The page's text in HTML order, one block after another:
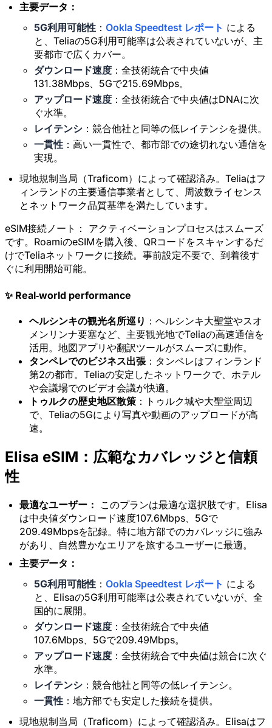
主要データ：
5G利用可能性 ： Ookla Speedtest レポート による
と、Teliaの5G利用可能率は公表されていないが、主
要都市で広くカバー。
ダウンロード速度 ：全技術統合で中央値
131.38Mbps、5Gで215.69Mbps。
アップロード速度 ：全技術統合で中央値はDNAに次
ぐ水準。
レイテンシ ：競合他社と同等の低レイテンシを提供。
一貫性 ：高い一貫性で、都市部での途切れない通信を
実現。
現地規制当局（Traficom）によって確認済み。Teliaはフ
ィンランドの主要通信事業者として、周波数ライセンス
とネットワーク品質基準を満たしています。
eSIM接続ノート：
アクティベーションプロセスはスムーズ
です。RoamiのeSIMを購入後、QRコードをスキャンするだ
けでTeliaネットワークに接続。事前設定不要で、到着後す
ぐに利用開始可能。
✨ Real‑world performance
ヘルシンキの観光名所巡り ：ヘルシンキ大聖堂やスオ
メンリンナ要塞など、主要観光地でTeliaの高速通信を
活用。地図アプリや翻訳ツールがスムーズに動作。
タンペレでのビジネス出張：タンペレはフィンランド
第2の都市。Teliaの安定したネットワークで、ホテル
や会議場でのビデオ会議が快適。
トゥルクの歴史地区散策 ：トゥルク城や大聖堂周辺
で、Teliaの5Gにより写真や動画のアップロードが高
速。
Elisa eSIM：広範なカバレッジと信頼
性
最適なユーザー：
このプランは最適な選択肢です。Elisa
は中央値ダウンロード速度107.6Mbps、5Gで
209.49Mbpsを記録。特に地方部でのカバレッジに強み
があり、自然豊かなエリアを旅するユーザーに最適。
主要データ：
5G利用可能性 ： Ookla Speedtest レポート による
と、Elisaの5G利用可能率は公表されていないが、全
国的に展開。
ダウンロード速度 ：全技術統合で中央値
107.6Mbps、5Gで209.49Mbps。
アップロード速度 ：全技術統合で中央値は競合に次ぐ
水準。
レイテンシ ：競合他社と同等の低レイテンシ。
一貫性 ：地方部でも安定した接続を提供。
現地規制当局（Traficom）によって確認済み。Elisaはフ
×
期間限定オファー
プロモコード
web20
新規ユーザー向け20%OFF
712 10
キャンセル 今すぐ受け取る